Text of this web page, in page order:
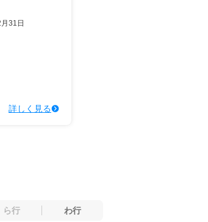
31日
詳しく見る
ら行 わ行